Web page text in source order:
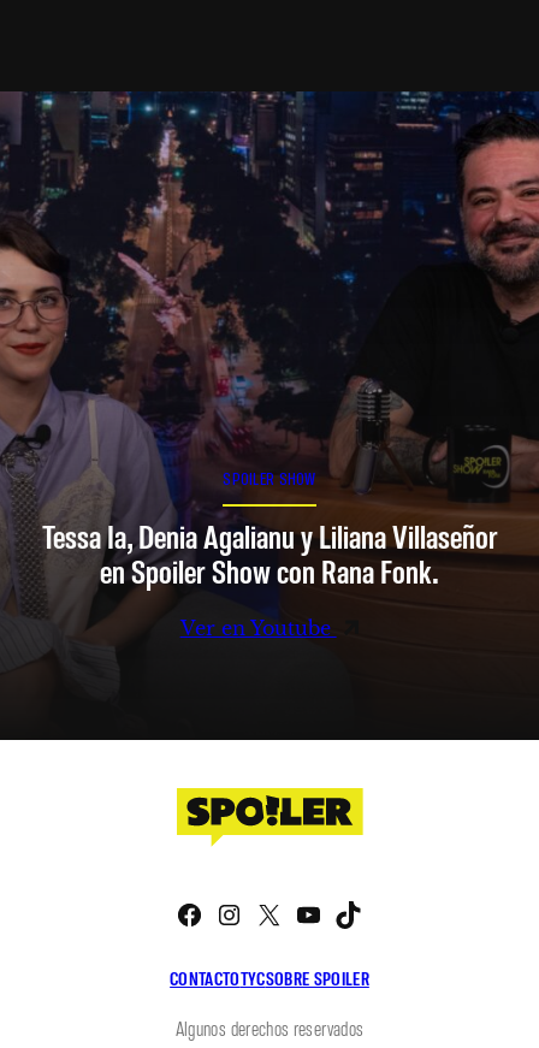
SPOILER SHOW
Tessa Ia, Denia Agalianu y Liliana Villaseñor
en Spoiler Show con Rana Fonk.
Ver en Youtube
CONTACTOTYCSOBRE SPOILER
Facebook
Instagram
X YouTube
Algunos derechos reservados